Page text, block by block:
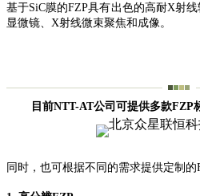
基于SiC膜的FZP具有出色的高耐X射
显微镜、X射线微束聚焦和成像。
目前NTT-AT公司可提供多款FZP
同时，也可根据不同的需求提供定制的